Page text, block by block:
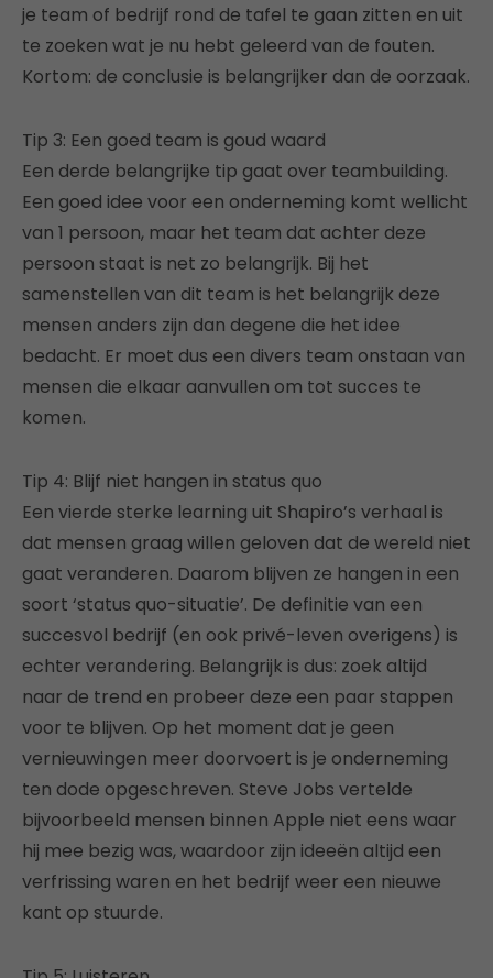
je team of bedrijf rond de tafel te gaan zitten en uit
te zoeken wat je nu hebt geleerd van de fouten.
Kortom: de conclusie is belangrijker dan de oorzaak.
Tip 3: Een goed team is goud waard
Een derde belangrijke tip gaat over teambuilding.
Een goed idee voor een onderneming komt wellicht
van 1 persoon, maar het team dat achter deze
persoon staat is net zo belangrijk. Bij het
samenstellen van dit team is het belangrijk deze
mensen anders zijn dan degene die het idee
bedacht. Er moet dus een divers team onstaan van
mensen die elkaar aanvullen om tot succes te
komen.
Tip 4: Blijf niet hangen in status quo
Een vierde sterke learning uit Shapiro’s verhaal is
dat mensen graag willen geloven dat de wereld niet
gaat veranderen. Daarom blijven ze hangen in een
soort ‘status quo-situatie’. De definitie van een
succesvol bedrijf (en ook privé-leven overigens) is
echter verandering. Belangrijk is dus: zoek altijd
naar de trend en probeer deze een paar stappen
voor te blijven. Op het moment dat je geen
vernieuwingen meer doorvoert is je onderneming
ten dode opgeschreven. Steve Jobs vertelde
bijvoorbeeld mensen binnen Apple niet eens waar
hij mee bezig was, waardoor zijn ideeën altijd een
verfrissing waren en het bedrijf weer een nieuwe
kant op stuurde.